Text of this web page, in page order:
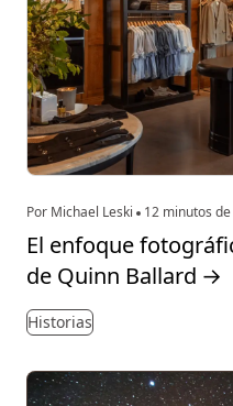
Por Michael Leski 12 minutos
El enfoque
de Quinn Ballard →
Historias